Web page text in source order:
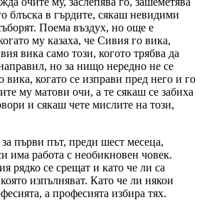
блъска в гърдите, сякаш невидими
Поема въздух, но още е
му казаха, че Сивия го вика,
вика само този, когото трябва да
но за нищо нередно не се
вика, когато се изправи пред него и го
му матови очи, а те сякаш се забиха
и сякаш чете мислите на този,
първи път, преди шест месеца,
има работа с необикновен човек.
рядко се срещат и като че ли са
изпълняват. Като че ли някои
а професията избира тях.